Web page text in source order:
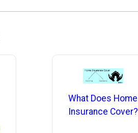
What Does Home
Insurance Cover?